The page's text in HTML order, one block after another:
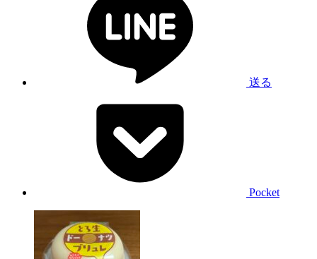
送る
Pocket